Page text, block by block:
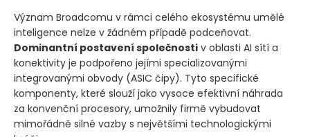
Význam Broadcomu v rámci celého ekosystému umělé
inteligence nelze v žádném případě podceňovat.
Dominantní postavení společnosti v oblasti AI sítí a
konektivity je podpořeno jejími specializovanými
integrovanými obvody (ASIC čipy). Tyto specifické
komponenty, které slouží jako vysoce efektivní náhrada
za konvenční procesory, umožnily firmě vybudovat
mimořádně silné vazby s největšími technologickými